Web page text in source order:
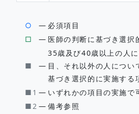
○ ― 必須項目
□
― 医師の判断に基づき選択
■ ―
35歳及び40歳以上の人
目、それ以外の人につい
基づき選択的に実施する
■1 ― いずれかの項目の実施で
■2 ― 備考参照